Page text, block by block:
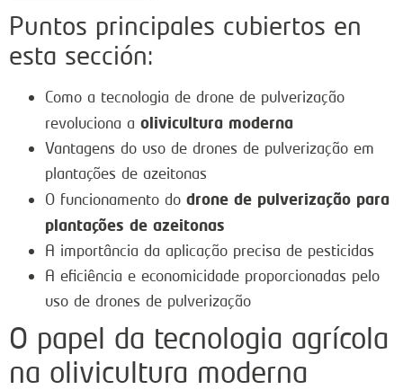
Puntos principales cubiertos en
esta sección:
Como a tecnologia de drone de pulverização
revoluciona a olivicultura moderna
Vantagens do uso de drones de pulverização em
plantações de azeitonas
O funcionamento do drone de pulverização para
plantações de azeitonas
A importância da aplicação precisa de pesticidas
A eficiência e economicidade proporcionadas pelo
uso de drones de pulverização
O papel da tecnologia agrícola
na olivicultura moderna